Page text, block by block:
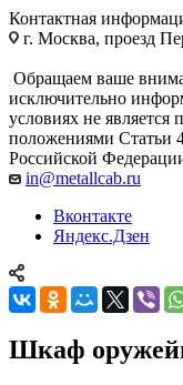
Контактная
г. Москва, проезд
Обращаем ваше
исключительно
условиях не
положениями Статьи
Российской
in@metallcab.ru
Вконтакте
Яндекс.Дзен
Шкаф